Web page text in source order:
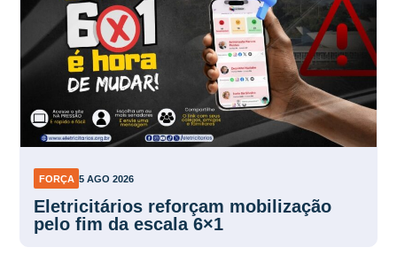
FORÇA 5 AGO 2026
Eletricitários reforçam mobilização
pelo fim da escala 6×1